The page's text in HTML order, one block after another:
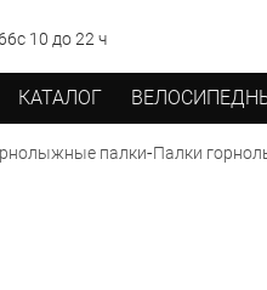
с 10 до 22 ч
КАТАЛОГ
палки-Палки